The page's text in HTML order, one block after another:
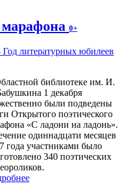
марафона 0+
Год литературных юбилеев
библиотеке им. И.
1 декабря
были подведены
Открытого поэтического
«С ладони на ладонь».
одиннадцати месяцев
года участниками было
340 поэтических